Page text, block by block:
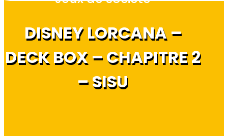
DISNEY LORCANA –
DECK BOX – CHAPITRE 2
– SISU